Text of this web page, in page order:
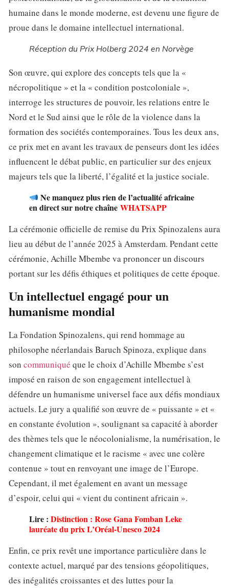
humaine dans le monde moderne, est devenu une figure de
proue dans le domaine intellectuel international.
Réception du Prix Holberg 2024 en Norvège
Son œuvre, qui explore des concepts tels que la «
nécropolitique » et la « condition postcoloniale »,
interroge les structures de pouvoir, les relations entre le
Nord et le Sud ainsi que le rôle de la violence dans la
formation des sociétés contemporaines. Tous les deux ans,
ce prix met en avant les travaux de penseurs dont les idées
influencent le débat public, en particulier sur des enjeux
majeurs tels que la liberté, l’égalité et la justice sociale.
Ne manquez plus rien de l’actualité africaine
en direct sur notre chaîne WHATSAPP
La cérémonie officielle de remise du Prix Spinozalens aura
lieu au début de l’année 2025 à Amsterdam. Pendant cette
cérémonie, Achille Mbembe va prononcer un discours
portant sur les défis éthiques et politiques de cette époque.
Un intellectuel engagé pour un
humanisme mondial
La Fondation Spinozalens, qui rend hommage au
philosophe néerlandais Baruch Spinoza, explique dans
son communiqué que le choix d’Achille Mbembe s’est
imposé en raison de son engagement intellectuel à
défendre un humanisme universel face aux défis mondiaux
actuels. Le jury a qualifié son œuvre de « puissante » et «
en constante évolution », soulignant sa capacité à aborder
des thèmes tels que le néocolonialisme, la numérisation, le
changement climatique et le racisme « avec une colère
contenue » tout en renvoyant une image de l’Europe.
Cependant, il met également en avant un message
d’espoir, celui qui « vient du continent africain ».
Lire : Distinction : Rose Gana Fomban Leke
lauréate du prix L’Oréal-Unesco 2024
Enfin, ce prix revêt une importance particulière dans le
contexte actuel, marqué par des tensions géopolitiques,
des inégalités croissantes et des luttes pour la